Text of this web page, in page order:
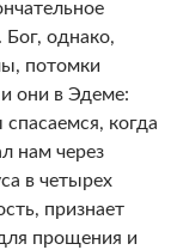
Бог, однако,
потомки
они в Эдеме:
когда
нам через
в четырех
признает
прощения и